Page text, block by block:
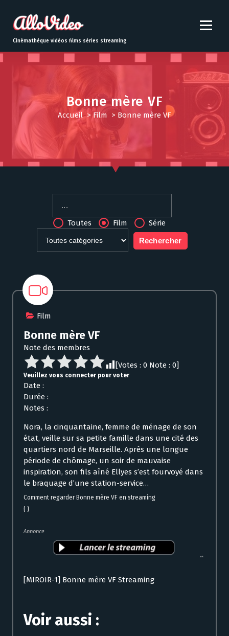
t
o
Cinémathèque vidéos films séries streaming
Bonne mère VF
Accueil>Film > Bonne mère VF
Toutes Film Série
Film
Bonne mère VF
Note des membres
[Votes : 0 Note : 0]
Veuillez vous connecter pour voter
Date :
Durée :
Notes :
Nora, la cinquantaine, femme de ménage de son
état, veille sur sa petite famille dans une cité des
quartiers nord de Marseille. Après une longue
période de chômage, un soir de mauvaise
inspiration, son fils aîné Ellyes s’est fourvoyé dans
le braquage d’une station-service…
Comment regarder Bonne mère VF en streaming
{ }
Annonce
[MIROIR-1] Bonne mère VF Streaming
Voir aussi :